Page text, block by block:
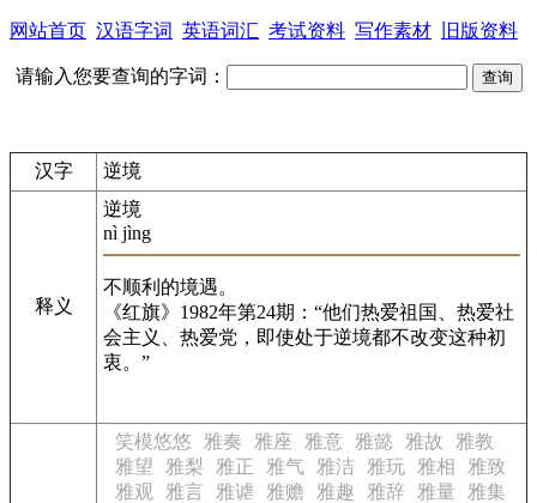
网站首页 汉语字词 英语词汇 考试资料 写作素材 旧版资料
请输入您要查询的字词：
汉字 逆境
释义
逆境
nì jìng
不顺利的境遇。
《红旗》1982年第24期：“他们热爱祖国、热爱社
会主义、热爱党，即使处于逆境都不改变这种初
衷。”
笑模悠悠 雅奏 雅座 雅意 雅懿 雅故
雅教
雅望
雅梨 雅正 雅气 雅洁 雅玩 雅相
雅致
雅观
雅言 雅谑 雅赡 雅趣 雅辞 雅量
雅集